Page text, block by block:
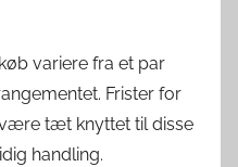
variere fra et par
Frister for
tæt knyttet til disse
handling.